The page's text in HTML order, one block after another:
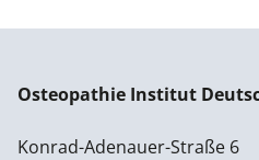
Osteopathie Institut
Konrad-Adenauer-Straße 6